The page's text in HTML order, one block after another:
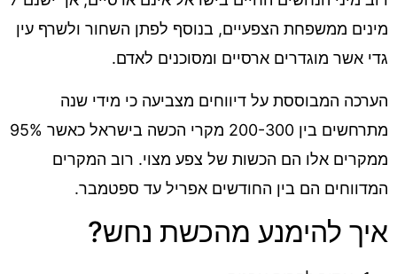
מינים ממשפחת הצפעיים, בנוסף לפתן השחור ולשרף עין
גדי אשר מוגדרים ארסיים ומסוכנים לאדם.
הערכה המבוססת על דיווחים מצביעה כי מידי שנה
מתרחשים בין 200-300 מקרי הכשה בישראל כאשר 95%
ממקרים אלו הם הכשות של צפע מצוי. רוב המקרים
המדווחים הם בין החודשים אפריל עד ספטמבר.
איך להימנע מהכשת נחש?